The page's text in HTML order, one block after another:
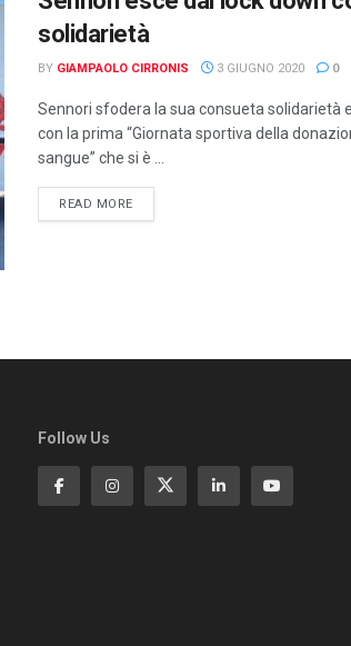
solidarietà
BY GIAMPAOLO CIRRONIS 3 GIUGNO 2020 0
Sennori sfodera la sua consueta solidarietà
con la prima “Giornata sportiva della
sangue” che si è ...
READ MOREDETAILS
Follow Us